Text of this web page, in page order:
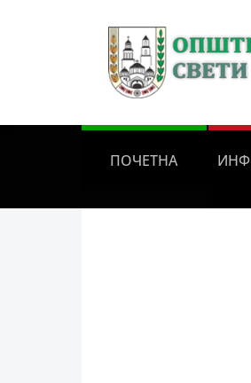
ПОЧЕТНА